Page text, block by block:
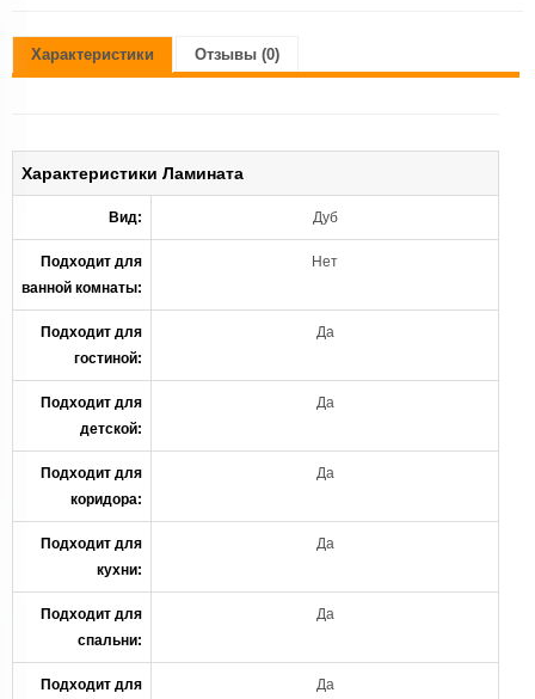
Характеристики Отзывы (0)
Характеристики Ламината
Вид: Дуб
Подходит для
ванной комнаты:
Нет
Подходит для
гостиной:
Да
Подходит для
детской:
Да
Подходит для
коридора:
Да
Подходит для
кухни:
Да
Подходит для
спальни:
Да
Подходит для
Да